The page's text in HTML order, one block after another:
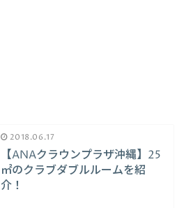
2018.06.17
【ANAクラウンプラザ沖縄】25
㎡のクラブダブルルームを紹
介！